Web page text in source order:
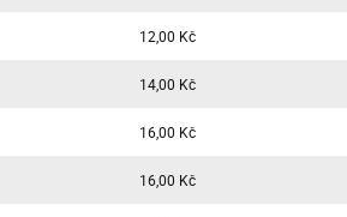
12,00 Kč
14,00 Kč
16,00 Kč
16,00 Kč